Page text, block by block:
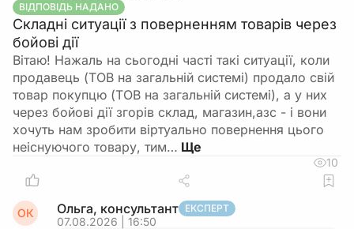
ВІДПОВІДЬ НАДАНО
Складні ситуації з поверненням товарів через
бойові дії
Вітаю! Нажаль на сьогодні часті такі ситуації, коли
продавець (ТОВ на загальній системі) продало свій
товар покупцю (ТОВ на загальній системі), а у них
через бойові дії згорів склад, магазин,азс - і вони
хочуть нам зробити віртуально повернення цього
неіснуючого товару, тим…
10
ОК Ольга, консультант ЕКСПЕРТ
07.08.2026 | 16:50